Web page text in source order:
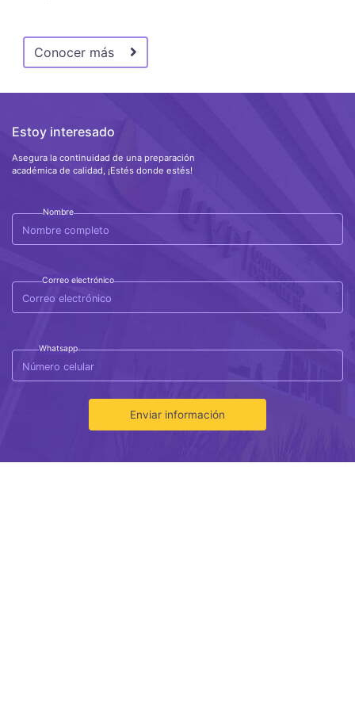
Conocer más
Estoy interesado
Asegura la continuidad de una preparación
académica de calidad, ¡Estés donde estés!
Nombre
Correo electrónico
Whatsapp
Enviar información